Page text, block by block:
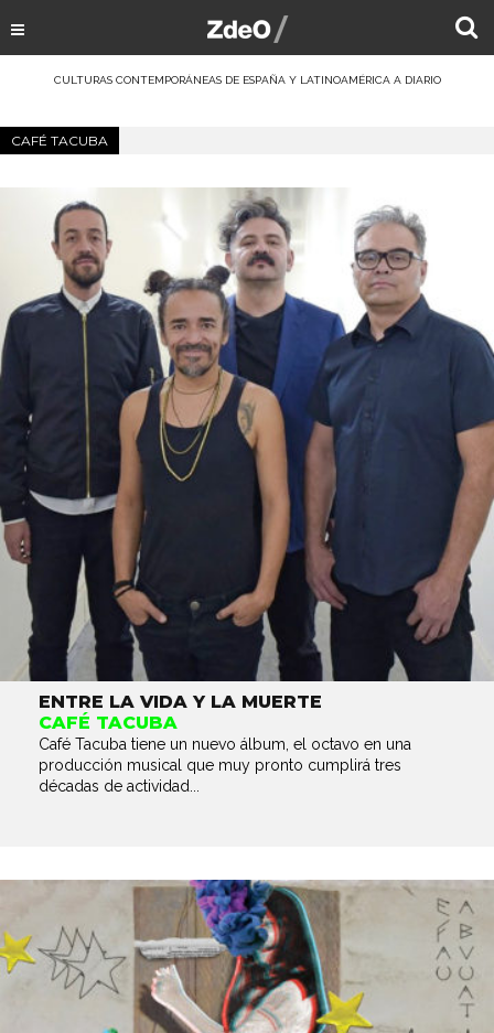
CULTURAS CONTEMPORÁNEAS DE ESPAÑA Y LATINOAMÉRICA A DIARIO
CAFÉ TACUBA
ENTRE LA VIDA Y LA MUERTE
CAFÉ TACUBA
Café Tacuba tiene un nuevo álbum, el octavo en una
producción musical que muy pronto cumplirá tres
décadas de actividad...